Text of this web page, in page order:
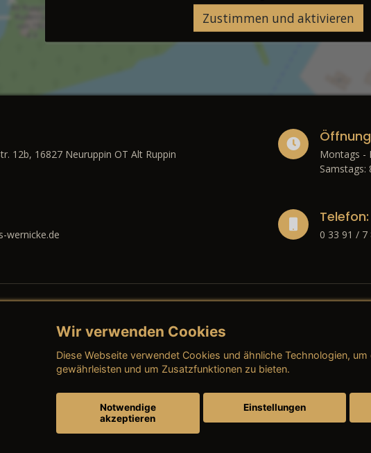
Zustimmen und aktivieren
12b, 16827 Neuruppin OT Alt Ruppin
Montags -
Samstags:
wernicke.de
Telefon:
0 33 91 / 7
Rechtliches
→ Impressum
→ AGB (Neuwagen)
Wir verwenden Cookies
Diese Webseite verwendet Cookies und ähnliche Technologien,
gewährleisten und um Zusatzfunktionen zu bieten.
Notwendige
akzeptieren
Einstellungen